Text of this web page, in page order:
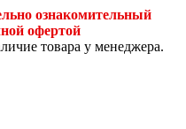
ознакомительный
офертой
товара у менеджера.